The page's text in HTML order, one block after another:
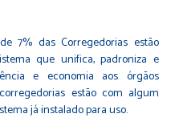
7% das Corregedorias estão
que unifica, padroniza e
e economia aos órgãos
estão com algum
já instalado para uso.